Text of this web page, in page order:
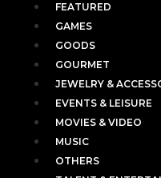
FEATURED
GAMES
GOODS
GOURMET
JEWELRY &
EVENTS & LEISURE
MOVIES & VIDEO
MUSIC
OTHERS